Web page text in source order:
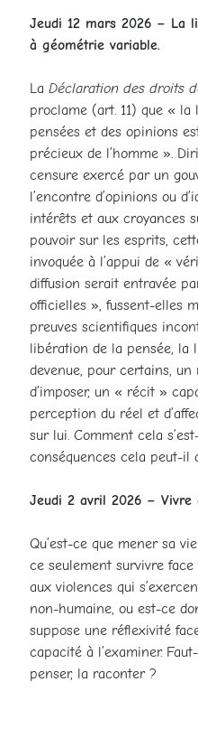
Jeudi 12 mars 2026 – La
à géométrie variable.
LaDéclaration des droits
proclame (art. 11) que «
pensées et des opinions
précieux de l’homme ».
censure exercé par un
l’encontre d’opinions ou
intérêts et aux croyances
pouvoir sur les esprits,
invoquée à l’appui de «
diffusion serait entravée
officielles », fussent-elles
preuves scientifiques
libération de la pensée, la
devenue, pour certains, un
d’imposer, un « récit »
perception du réel et
sur lui. Comment cela
conséquences cela peut-il
Jeudi 2 avril 2026 – Vivre
Qu’est-ce que mener sa
ce seulement survivre
aux violences qui
non-humaine, ou est-ce
suppose une réflexivité
capacité à l’examiner.
penser, la raconter ?